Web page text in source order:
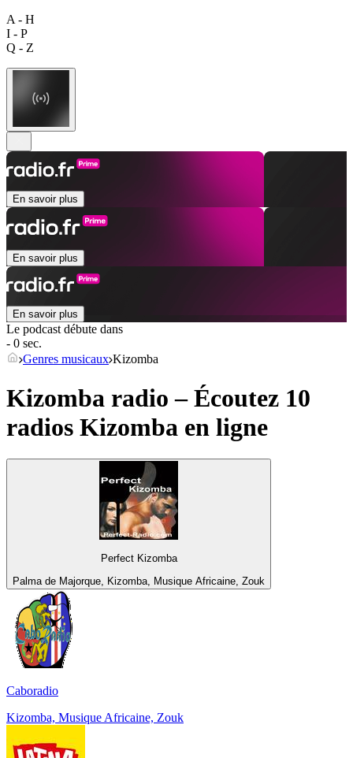
A - H
I - P
Q - Z
En savoir plus
En savoir plus
En savoir plus
Le podcast débute dans
- 0 sec.
Genres musicaux Kizomba
Kizomba radio – Écoutez 10
radios Kizomba en ligne
Perfect Kizomba
Palma de Majorque, Kizomba, Musique Africaine, Zouk
Caboradio
Kizomba, Musique Africaine, Zouk